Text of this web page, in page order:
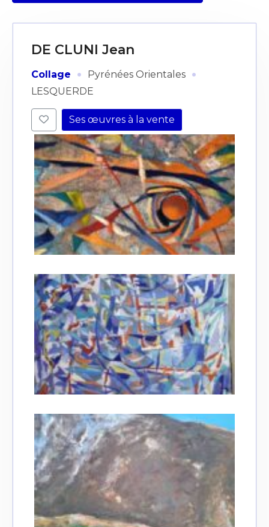
DE CLUNI Jean
Collage · Pyrénées Orientales ·
LESQUERDE
Ses œuvres à la vente